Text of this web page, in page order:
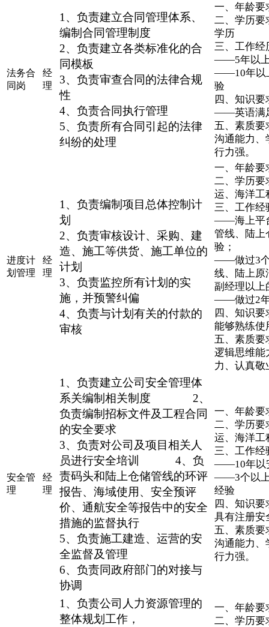
法务合
同岗
经
理
1、负责建立合同管理体系、
编制合同管理制度
2、负责建立各类标准化的合
同模板
3、负责审查合同的法律合规
性
4、负责合同执行管理
5、负责所有合同引起的法律
纠纷的处理
一、年龄要
二、学历要
学历
三、工作经
——5年以上
——10年以
验
四、知识要
——英语满
五、素质要
沟通能力、
行力强。
进度计
划管理
经
理
1、负责编制项目总体控制计
划
2、负责审核设计、采购、建
造、施工等供货、施工单位的
计划
3、负责监控所有计划的实
施，并预警纠偏
4、负责与计划有关的付款的
审核
一、年龄要
二、学历要
运、海洋工
三、工作经
——海上平
管线、陆上
验；
——做过3个
线、陆上原
副经理以上
——做过2年
四、知识要
能够熟练使
五、素质要
逻辑思维能
力、认真敬
安全管
理
经
理
1、负责建立公司安全管理体
系关编制相关制度 2、
负责编制招标文件及工程合同
的安全要求
3、负责对公司及项目相关人
员进行安全培训 4、负
责码头和陆上仓储管线的环评
报告、海域使用、安全预评
价、通航安全等报告中的安全
措施的监督执行
5、负责施工建造、运营的安
全监督及管理
6、负责同政府部门的对接与
协调
一、年龄要
二、学历要
运、海洋工
三、工作经
——10年以
——3个以上
经验
四、知识要
具有注册安
五、素质要
沟通能力、
行力强。
1、负责公司人力资源管理的
整体规划工作，
一、年龄要
二、学历要